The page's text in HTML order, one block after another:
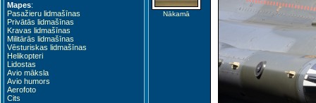
Mapes:
Pasažieru lidmašīnas
Privātās lidmašīnas
Kravas lidmašīnas
Militārās lidmašīnas
Vēsturiskas lidmašīnas
Helikopteri
Lidostas
Avio māksla
Avio humors
Aerofoto
Cits
Nākamā